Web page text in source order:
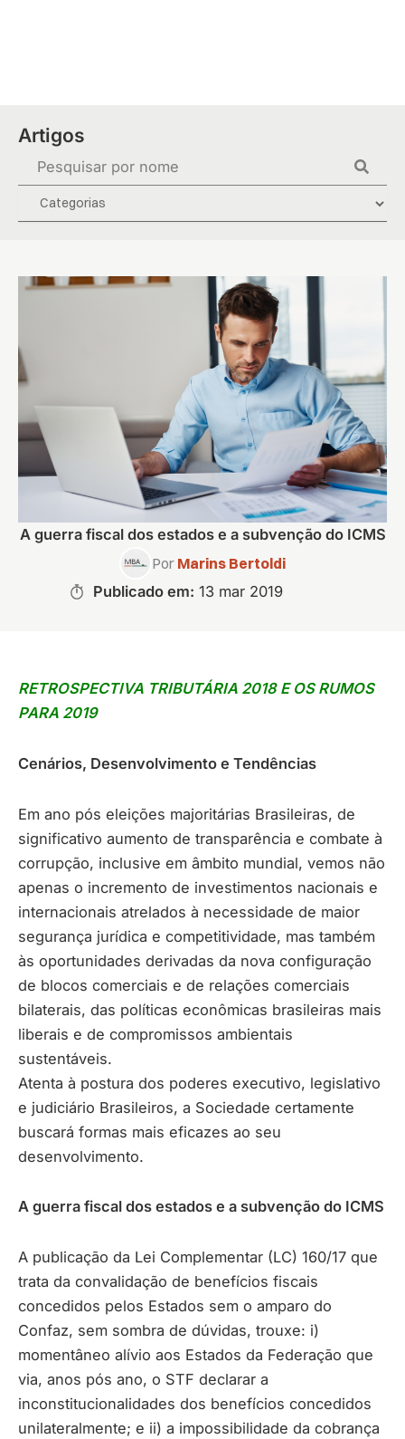
Artigos
A guerra fiscal dos estados e a subvenção do ICMS
Por Marins Bertoldi
Publicado em: 13 mar 2019
RETROSPECTIVA TRIBUTÁRIA 2018 E OS RUMOS
PARA 2019
Cenários, Desenvolvimento e Tendências
Em ano pós eleições majoritárias Brasileiras, de
significativo aumento de transparência e combate à
corrupção, inclusive em âmbito mundial, vemos não
apenas o incremento de investimentos nacionais e
internacionais atrelados à necessidade de maior
segurança jurídica e competitividade, mas também
às oportunidades derivadas da nova configuração
de blocos comerciais e de relações comerciais
bilaterais, das políticas econômicas brasileiras mais
liberais e de compromissos ambientais
sustentáveis.
Atenta à postura dos poderes executivo, legislativo
e judiciário Brasileiros, a Sociedade certamente
buscará formas mais eficazes ao seu
desenvolvimento.
A guerra fiscal dos estados e a subvenção do ICMS
A publicação da Lei Complementar (LC) 160/17 que
trata da convalidação de benefícios fiscais
concedidos pelos Estados sem o amparo do
Confaz, sem sombra de dúvidas, trouxe: i)
momentâneo alívio aos Estados da Federação que
via, anos pós ano, o STF declarar a
inconstitucionalidades dos benefícios concedidos
unilateralmente; e ii) a impossibilidade da cobrança